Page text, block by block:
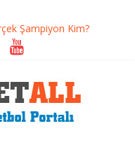
Şampiyon Kim?
Bilimsel
Oluşturma
Dramatik Evrimi